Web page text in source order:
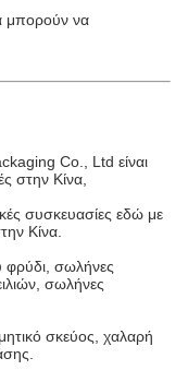
μπορούν να
Co., Ltd είναι
στην Κίνα,
συσκευασίες εδώ με
Κίνα.
φρύδι, σωλήνες
σωλήνες
σκεύος, χαλαρή